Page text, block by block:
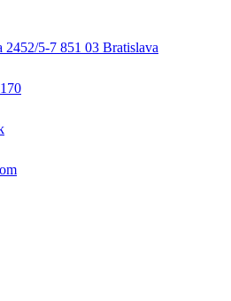
5-7 851 03 Bratislava